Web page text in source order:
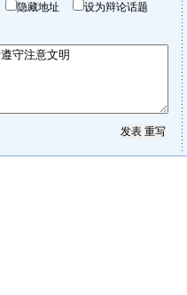
隐藏地址 设为辩论话题